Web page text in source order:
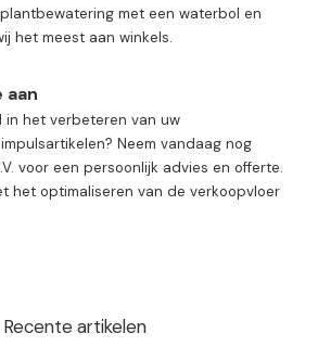
met een waterbol en
het meest aan winkels.
aan
in het verbeteren van uw
Neem vandaag nog
voor een persoonlijk advies en offerte.
het optimaliseren van de verkoopvloer
Recente artikelen